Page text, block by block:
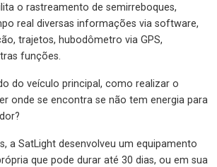
o rastreamento de semirreboques,
real diversas informações via software,
trajetos, hubodômetro via GPS,
funções.
do veículo principal, como realizar o
onde se encontra se não tem energia para
a SatLight desenvolveu um equipamento
que pode durar até 30 dias, ou em sua